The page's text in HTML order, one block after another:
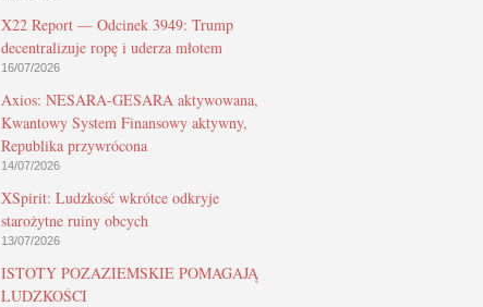
X22 Report — Odcinek 3949: Trump
decentralizuje ropę i uderza młotem
16/07/2026
Axios: NESARA-GESARA aktywowana,
Kwantowy System Finansowy aktywny,
Republika przywrócona
14/07/2026
XSpirit: Ludzkość wkrótce odkryje
starożytne ruiny obcych
13/07/2026
ISTOTY POZAZIEMSKIE POMAGAJĄ
LUDZKOŚCI